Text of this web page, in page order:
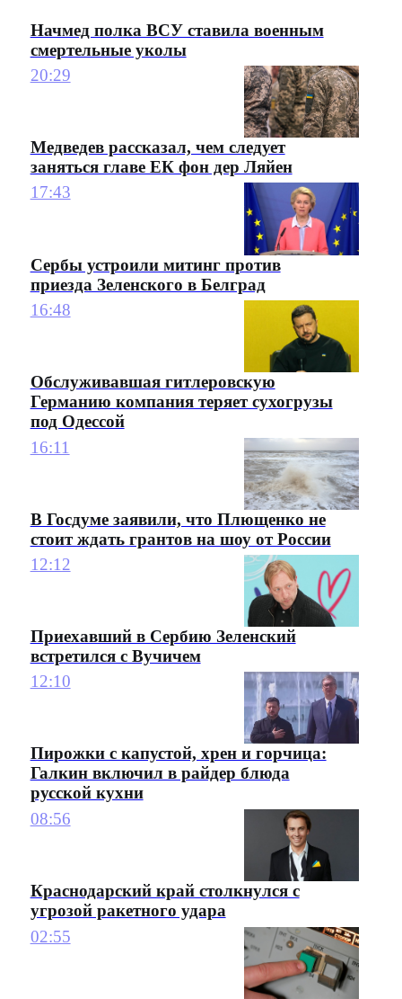
Начмед полка ВСУ ставила военным
смертельные уколы
20:29
Медведев рассказал, чем следует
заняться главе ЕК фон дер Ляйен
17:43
Сербы устроили митинг против
приезда Зеленского в Белград
16:48
Обслуживавшая гитлеровскую
Германию компания теряет сухогрузы
под Одессой
16:11
В Госдуме заявили, что Плющенко не
стоит ждать грантов на шоу от России
12:12
Приехавший в Сербию Зеленский
встретился с Вучичем
12:10
Пирожки с капустой, хрен и горчица:
Галкин включил в райдер блюда
русской кухни
08:56
Краснодарский край столкнулся с
угрозой ракетного удара
02:55